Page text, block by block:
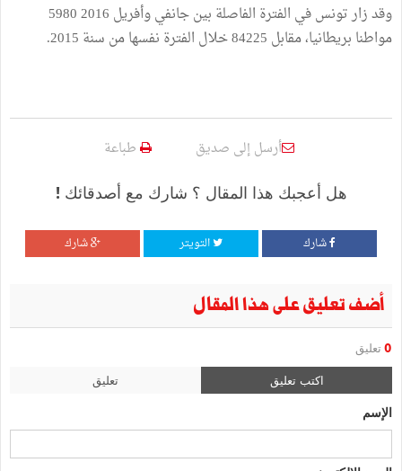
وقد زار تونس في الفترة الفاصلة بين جانفي وأفريل 2016 5980
مواطنا بريطانيا، مقابل 84225 خلال الفترة نفسها من سنة 2015.
أرسل إلى صديق طباعة
هل أعجبك هذا المقال ؟ شارك مع أصدقائك !
شارك التويتر شارك
أضف تعليق على هذا المقال
0 تعليق
اكتب تعليق تعليق
الإسم